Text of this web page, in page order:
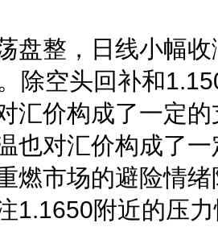
盘整，日线小幅
除空头回补和
汇价构成了一定
也对汇价构成了
燃市场的避险情
1.1650附近的压